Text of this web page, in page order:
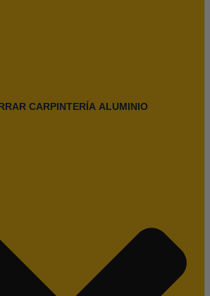
CARPINTERÍA ALUMINIO